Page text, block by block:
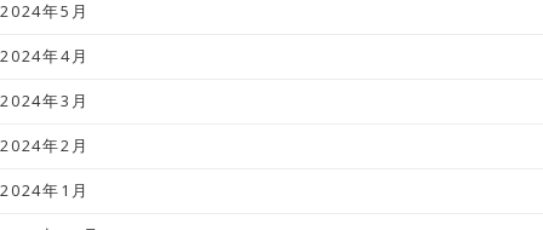
2024年5月
2024年4月
2024年3月
2024年2月
2024年1月